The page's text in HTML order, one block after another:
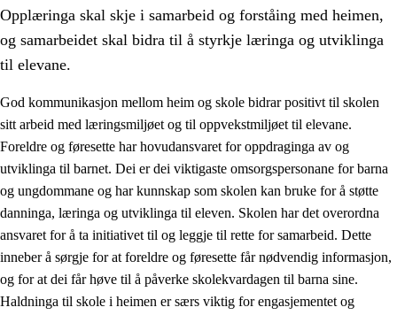
3. Prinsipp for praksisen i skolen
Eit inkluderande læringsmiljø
3.2 Undervisning og tilpassa opplæring
Opplæringa skal skje i samarbeid og forståing med heimen,
og samarbeidet skal bidra til å styrkje læringa og utviklinga
til elevane.
God kommunikasjon mellom heim og skole bidrar positivt til skolen
sitt arbeid med læringsmiljøet og til oppvekstmiljøet til elevane.
Foreldre og føresette har hovudansvaret for oppdraginga av og
utviklinga til barnet. Dei er dei viktigaste omsorgspersonane for barna
og ungdommane og har kunnskap som skolen kan bruke for å støtte
danninga, læringa og utviklinga til eleven. Skolen har det overordna
ansvaret for å ta initiativet til og leggje til rette for samarbeid. Dette
inneber å sørgje for at foreldre og føresette får nødvendig informasjon,
og for at dei får høve til å påverke skolekvardagen til barna sine.
Haldninga til skole i heimen er særs viktig for engasjementet og